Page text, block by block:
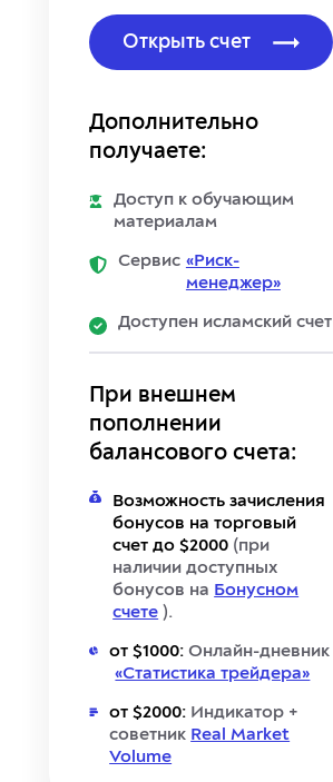
Открыть счет
Дополнительно
получаете:
Доступ к обучающим
материалам
Сервис «Риск-
менеджер»
Доступен исламский счет
При внешнем
пополнении
балансового счета:
Возможность зачисления
бонусов на торговый
счет до $2000 (при
наличии доступных
бонусов на Бонусном
счете ).
от $1000: Онлайн-дневник
«Статистика трейдера»
от $2000: Индикатор +
советник Real Market
Volume